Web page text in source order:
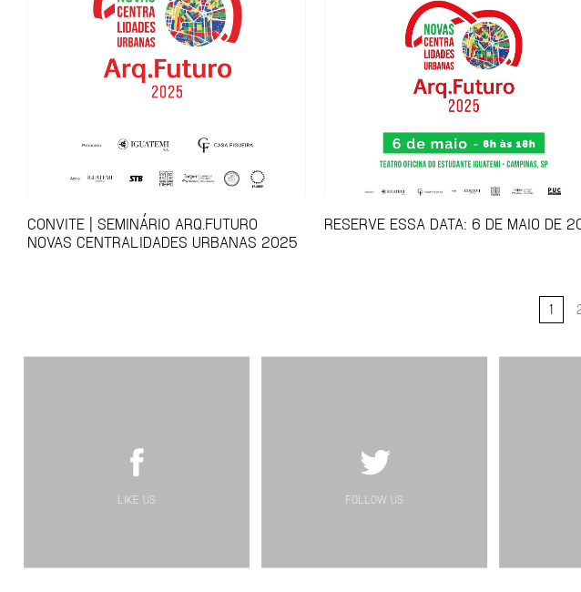
CONVITE | SEMINÁRIO ARQ.FUTURO
NOVAS CENTRALIDADES URBANAS 2025
RESERVE ESSA DATA: 6 DE MAIO DE
1
LIKE US FOLLOW US